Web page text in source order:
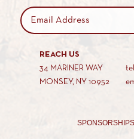
REACH US
34 MARINER WAY
MONSEY, NY 10952